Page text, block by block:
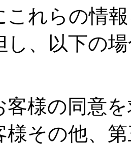
これらの情
し、以下の
客様の同意
様その他、